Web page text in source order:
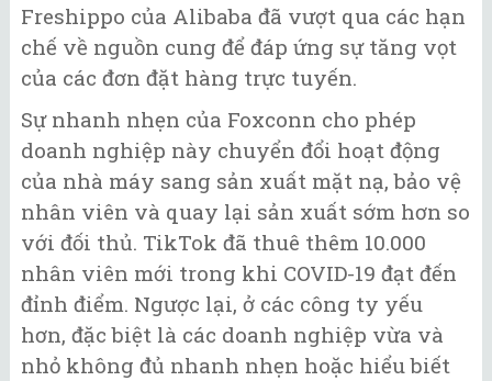
Freshippo của Alibaba đã vượt qua các hạn
chế về nguồn cung để đáp ứng sự tăng vọt
của các đơn đặt hàng trực tuyến.
Sự nhanh nhẹn của Foxconn cho phép
doanh nghiệp này chuyển đổi hoạt động
của nhà máy sang sản xuất mặt nạ, bảo vệ
nhân viên và quay lại sản xuất sớm hơn so
với đối thủ. TikTok đã thuê thêm 10.000
nhân viên mới trong khi COVID-19 đạt đến
đỉnh điểm. Ngược lại, ở các công ty yếu
hơn, đặc biệt là các doanh nghiệp vừa và
nhỏ không đủ nhanh nhẹn hoặc hiểu biết